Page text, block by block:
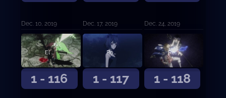
Dec. 10, 2019 Dec. 17, 2019 Dec. 24, 2019
1 - 116
El peor enemigo natural
1 - 117
Rompiendo el sello
1 - 118
Reencuentro a través del tiempo